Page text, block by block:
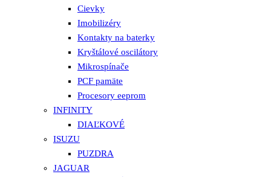
Cievky
Imobilizéry
Kontakty na baterky
Kryštálové oscilátory
Mikrospínače
PCF pamäte
Procesory eeprom
INFINITY
DIAĽKOVÉ
ISUZU
PUZDRA
JAGUAR